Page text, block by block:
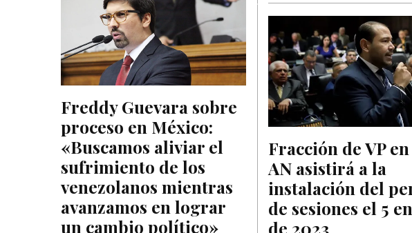
Freddy Guevara sobre
proceso en México:
«Buscamos aliviar el
sufrimiento de los
venezolanos mientras
avanzamos en lograr
un cambio político»
Fracción de VP
AN asistirá a la
instalación del
de sesiones el 5
de 2023